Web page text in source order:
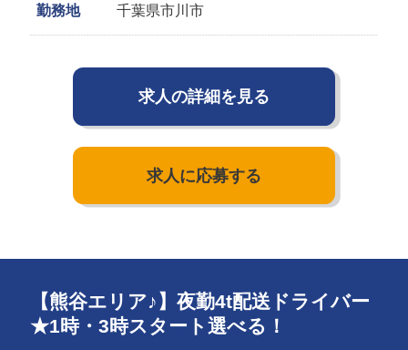
勤務地 千葉県市川市
求人の詳細を見る
求人に応募する
【熊谷エリア♪】夜勤4t配送ドライバー
★1時・3時スタート選べる！